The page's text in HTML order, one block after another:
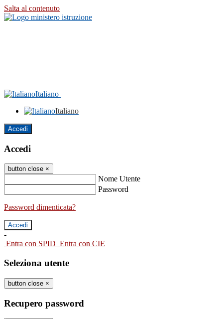
Salta al contenuto
Italiano
Italiano
Accedi
Accedi
button close ×
Nome Utente
Password
Password dimenticata?
-
Entra con SPID Entra con CIE
Seleziona utente
button close ×
Recupero password